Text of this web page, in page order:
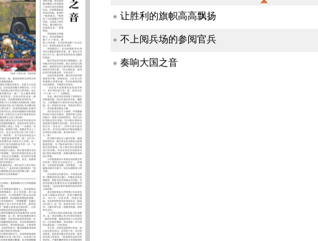
让胜利的旗帜高高飘扬
不上阅兵场的参阅官兵
奏响大国之音